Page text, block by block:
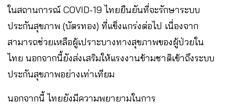
ในสถานการณ์ COVID-19 ไทยยืนยันที่จะรักษาระบบ
ประกันสุขภาพ (บัตรทอง) ที่แข็งแกร่งต่อไป เนื่องจาก
สามารถช่วยเหลือผู้เปราะบางทางสุขภาพของผู้ป่วยใน
ไทย นอกจากนี้ยังส่งเสริมให้แรงงานข้ามชาติเข้าถึงระบบ
ประกันสุขภาพอย่างเท่าเทียม
นอกจากนี้ ไทยยังมีความพยายามในการ